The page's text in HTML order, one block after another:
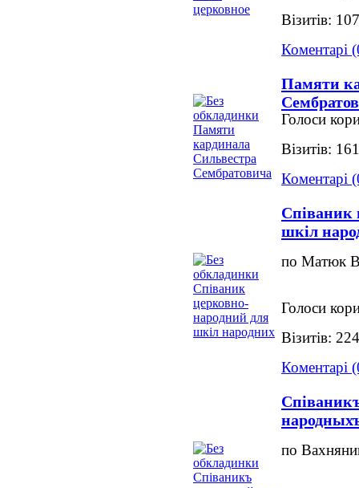
Візитів:
Коментарі
Памяти
Голоси
Візитів:
Коментарі
Співаник
шкіл
по Матюк
Голоси
Візитів:
Коментарі
по